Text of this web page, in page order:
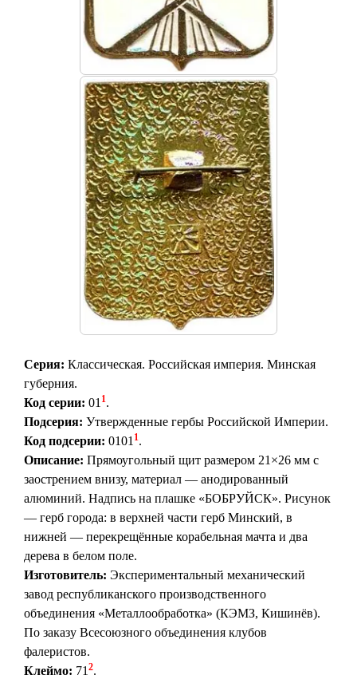
Серия: Классическая. Российская империя. Минская
губерния.
Код серии: 01 1.
Подсерия: Утвержденные гербы Российской Империи.
Код подсерии: 0101 1.
Описание: Прямоугольный щит размером 21×26 мм с
заострением внизу, материал — анодированный
алюминий. Надпись на плашке «БОБРУЙСК». Рисунок
— герб города: в верхней части герб Минский, в
нижней — перекрещённые корабельная мачта и два
дерева в белом поле.
Изготовитель: Экспериментальный механический
завод республиканского производственного
объединения «Металлообработка» (КЭМЗ, Кишинёв).
По заказу Всесоюзного объединения клубов
фалеристов.
Клеймо: 71 2.